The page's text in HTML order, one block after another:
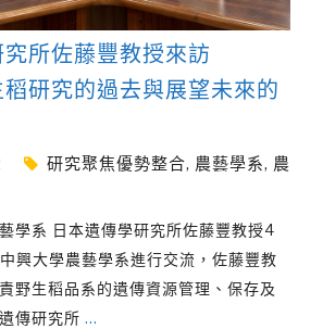
究所佐藤豐教授來訪
研究的過去與展望未來的
研究聚焦優勢整合, 農藝學系, 農
學系 日本遺傳學研究所佐藤豐教授4
興大學農藝學系進行交流，佐藤豐教
野生稻品系的遺傳資源管理、保存及
傳研究所 …